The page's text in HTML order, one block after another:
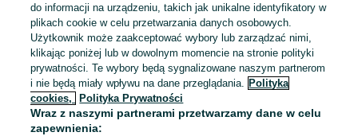
Kontynuuj przez konto Apple
Kontynuuj przez konto Google
LUB
do informacji na urządzeniu, takich jak unikalne identyfikatory w
plikach cookie w celu przetwarzania danych osobowych.
Użytkownik może zaakceptować wybory lub zarządzać nimi,
klikając poniżej lub w dowolnym momencie na stronie polityki
prywatności. Te wybory będą sygnalizowane naszym partnerom
i nie będą miały wpływu na dane przeglądania.
Polityka
cookies,
Polityka Prywatności
Wraz z naszymi partnerami przetwarzamy dane w celu
zapewnienia: